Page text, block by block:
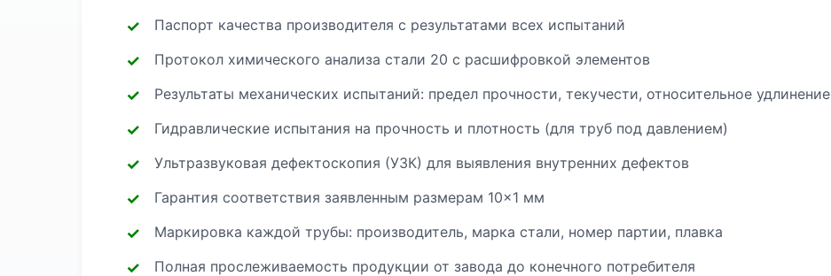
Паспорт качества производителя с результатами всех испытаний
Протокол химического анализа стали 20 с расшифровкой элементов
Результаты механических испытаний: предел прочности, текучести, относительное удлинение
Гидравлические испытания на прочность и плотность (для труб под давлением)
Ультразвуковая дефектоскопия (УЗК) для выявления внутренних дефектов
Гарантия соответствия заявленным размерам 10×1 мм
Маркировка каждой трубы: производитель, марка стали, номер партии, плавка
Полная прослеживаемость продукции от завода до конечного потребителя